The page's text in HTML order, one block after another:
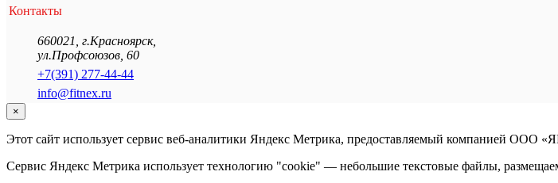
Контакты
660021 г.Красноярск,
ул.Профсоюзов, 60
+7(391) 277-44-44
info@fitnex.ru
×
Этот сайт использует сервис веб-аналитики Яндекс Метрика, предоставляемый компанией ООО
Сервис Яндекс Метрика использует технологию "cookie" — небольшие текстовые файлы,